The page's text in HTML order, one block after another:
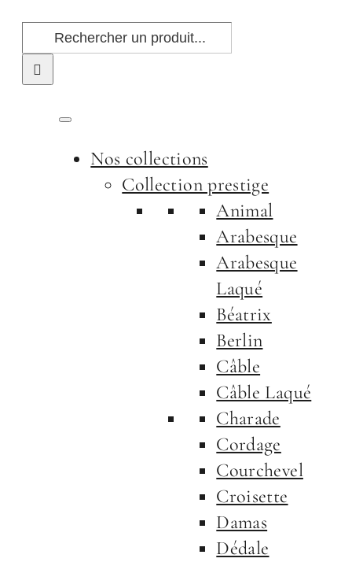
Passer
contenu
Rechercher:
Nos collections
Collection prestige
Animal
Arabesque
Arabesque
Laqué
Béatrix
Berlin
Câble
Câble Laqué
Charade
Cordage
Courchevel
Croisette
Damas
Dédale